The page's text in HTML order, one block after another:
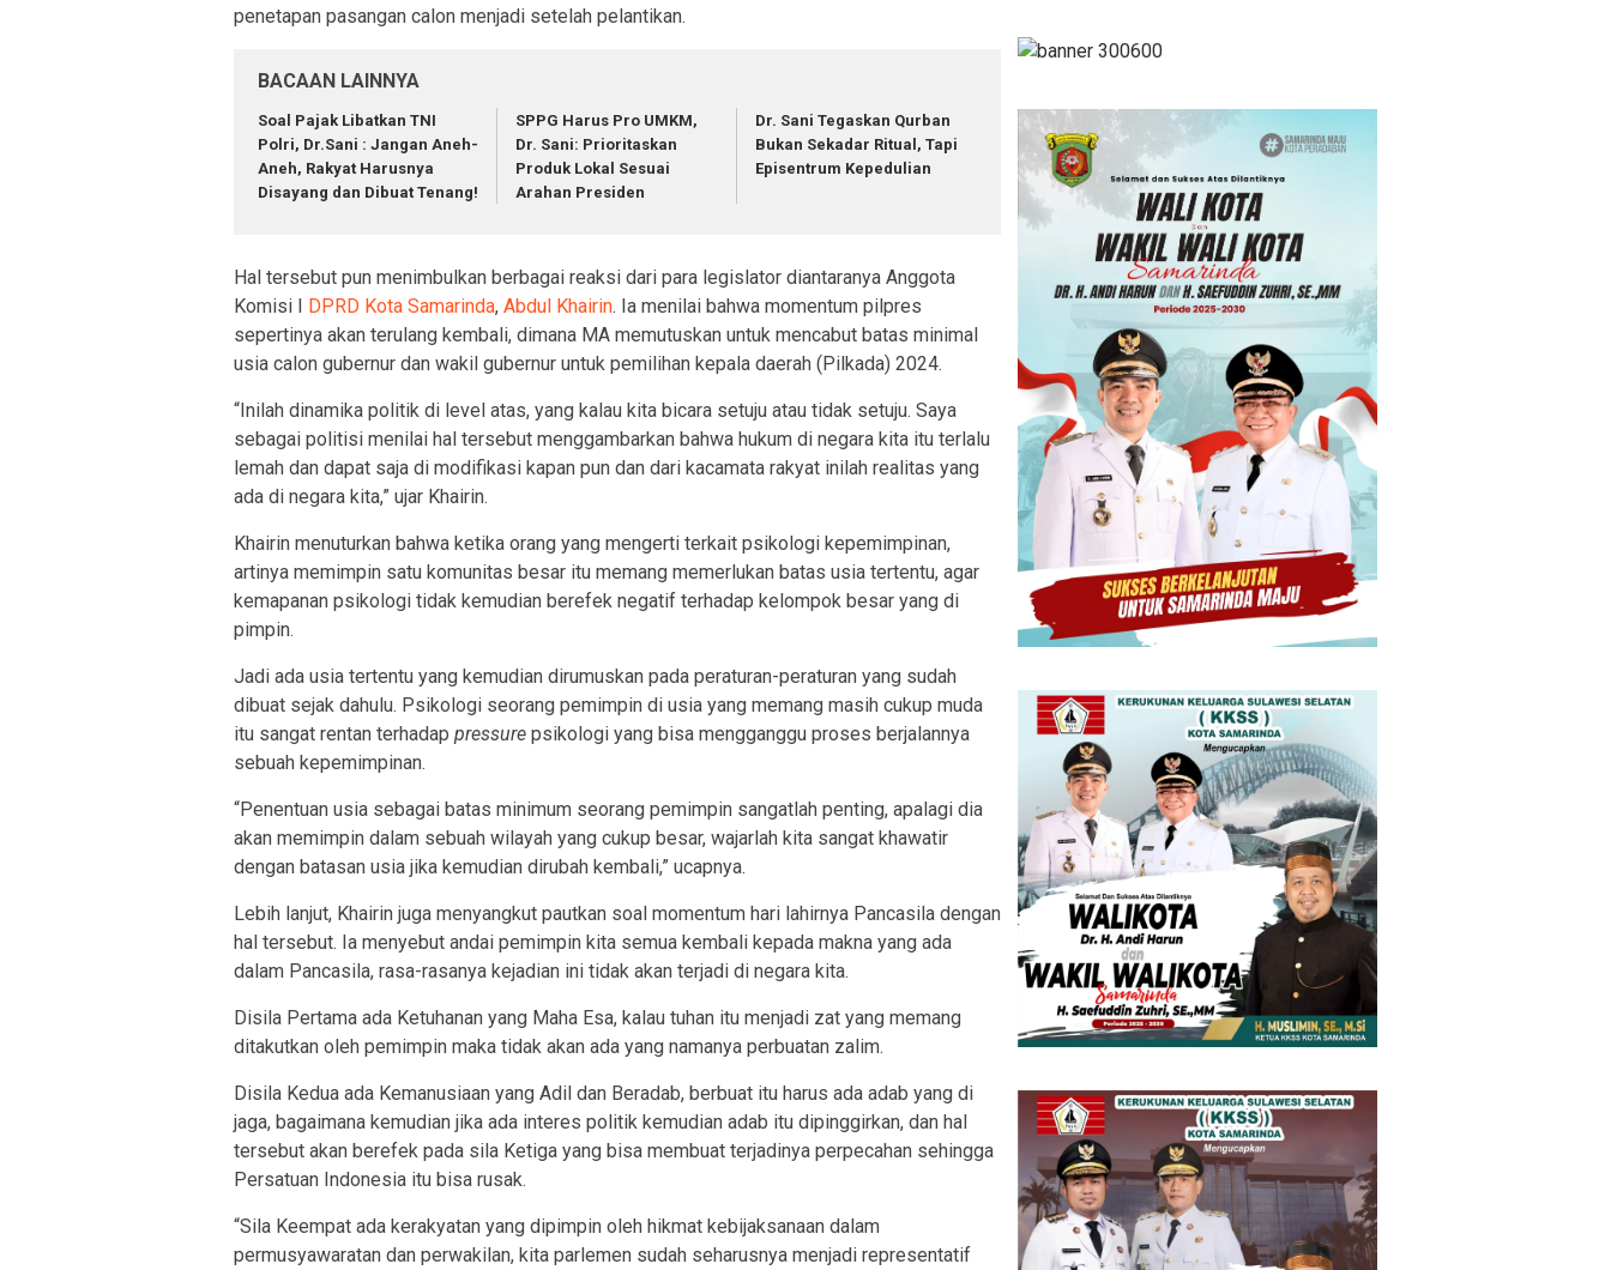
penetapan pasangan calon menjadi setelah pelantikan.
BACAAN LAINNYA
Soal Pajak Libatkan TNI
Polri, Dr.Sani : Jangan Aneh-
Aneh, Rakyat Harusnya
Disayang dan Dibuat Tenang!
SPPG Harus Pro UMKM,
Dr. Sani: Prioritaskan
Produk Lokal Sesuai
Arahan Presiden
Dr. Sani Tegaskan Qurban
Bukan Sekadar Ritual, Tapi
Episentrum Kepedulian
Hal tersebut pun menimbulkan berbagai reaksi dari para legislator diantaranya Anggota
Komisi I DPRD Kota Samarinda, Abdul Khairin. Ia menilai bahwa momentum pilpres
sepertinya akan terulang kembali, dimana MA memutuskan untuk mencabut batas minimal
usia calon gubernur dan wakil gubernur untuk pemilihan kepala daerah (Pilkada) 2024.
“Inilah dinamika politik di level atas, yang kalau kita bicara setuju atau tidak setuju. Saya
sebagai politisi menilai hal tersebut menggambarkan bahwa hukum di negara kita itu terlalu
lemah dan dapat saja di modifikasi kapan pun dan dari kacamata rakyat inilah realitas yang
ada di negara kita,” ujar Khairin.
Khairin menuturkan bahwa ketika orang yang mengerti terkait psikologi kepemimpinan,
artinya memimpin satu komunitas besar itu memang memerlukan batas usia tertentu, agar
kemapanan psikologi tidak kemudian berefek negatif terhadap kelompok besar yang di
pimpin.
Jadi ada usia tertentu yang kemudian dirumuskan pada peraturan-peraturan yang sudah
dibuat sejak dahulu. Psikologi seorang pemimpin di usia yang memang masih cukup muda
itu sangat rentan terhadap pressure psikologi yang bisa mengganggu proses berjalannya
sebuah kepemimpinan.
“Penentuan usia sebagai batas minimum seorang pemimpin sangatlah penting, apalagi dia
akan memimpin dalam sebuah wilayah yang cukup besar, wajarlah kita sangat khawatir
dengan batasan usia jika kemudian dirubah kembali,” ucapnya.
Lebih lanjut, Khairin juga menyangkut pautkan soal momentum hari lahirnya Pancasila dengan
hal tersebut. Ia menyebut andai pemimpin kita semua kembali kepada makna yang ada
dalam Pancasila, rasa-rasanya kejadian ini tidak akan terjadi di negara kita.
Disila Pertama ada Ketuhanan yang Maha Esa, kalau tuhan itu menjadi zat yang memang
ditakutkan oleh pemimpin maka tidak akan ada yang namanya perbuatan zalim.
Disila Kedua ada Kemanusiaan yang Adil dan Beradab, berbuat itu harus ada adab yang di
jaga, bagaimana kemudian jika ada interes politik kemudian adab itu dipinggirkan, dan hal
tersebut akan berefek pada sila Ketiga yang bisa membuat terjadinya perpecahan sehingga
Persatuan Indonesia itu bisa rusak.
“Sila Keempat ada kerakyatan yang dipimpin oleh hikmat kebijaksanaan dalam
permusyawaratan dan perwakilan, kita parlemen sudah seharusnya menjadi representatif